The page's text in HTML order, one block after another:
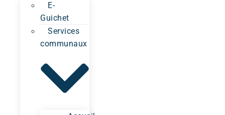
E-
Guichet
Services
communaux